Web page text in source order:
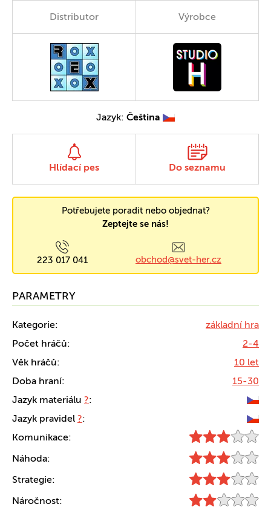
Distributor Výrobce
Jazyk: Čeština
Hlídací pes Do seznamu
Potřebujete poradit nebo objednat?
Zeptejte se nás!
223 017 041 obchod@svet-her.cz
PARAMETRY
Kategorie:
základní hra
Počet hráčů:
2-4
Věk hráčů:
10 let
Doba hraní:
15-30
Jazyk materiálu ?:
Jazyk pravidel ?:
Komunikace:
Náhoda:
Strategie:
Náročnost: